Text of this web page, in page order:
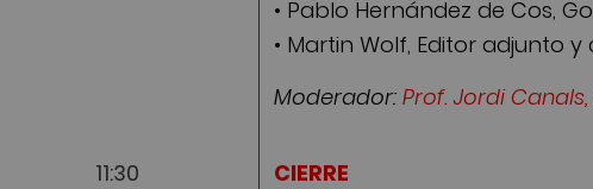
• Pablo Hernández de Cos,
• Martin Wolf, Editor adjunto
Moderador: Prof. Jordi Canals,
11:30 CIERRE